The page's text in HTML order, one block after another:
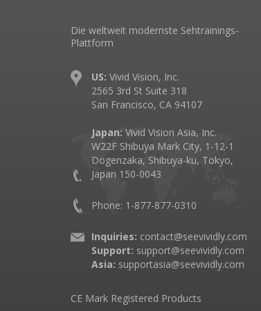
Die weltweit modernste Sehtrainings-
Plattform
US: Vivid Vision, Inc.
2565 3rd St Suite 318
San Francisco, CA 94107
Japan: Vivid Vision Asia, Inc.
W22F Shibuya Mark City, 1-12-1
Dogenzaka, Shibuya-ku, Tokyo,
Japan 150-0043
Phone: 1-877-877-0310
Inquiries: contact@seevividly.com
Support: support@seevividly.com
Asia: supportasia@seevividly.com
CE Mark Registered Products